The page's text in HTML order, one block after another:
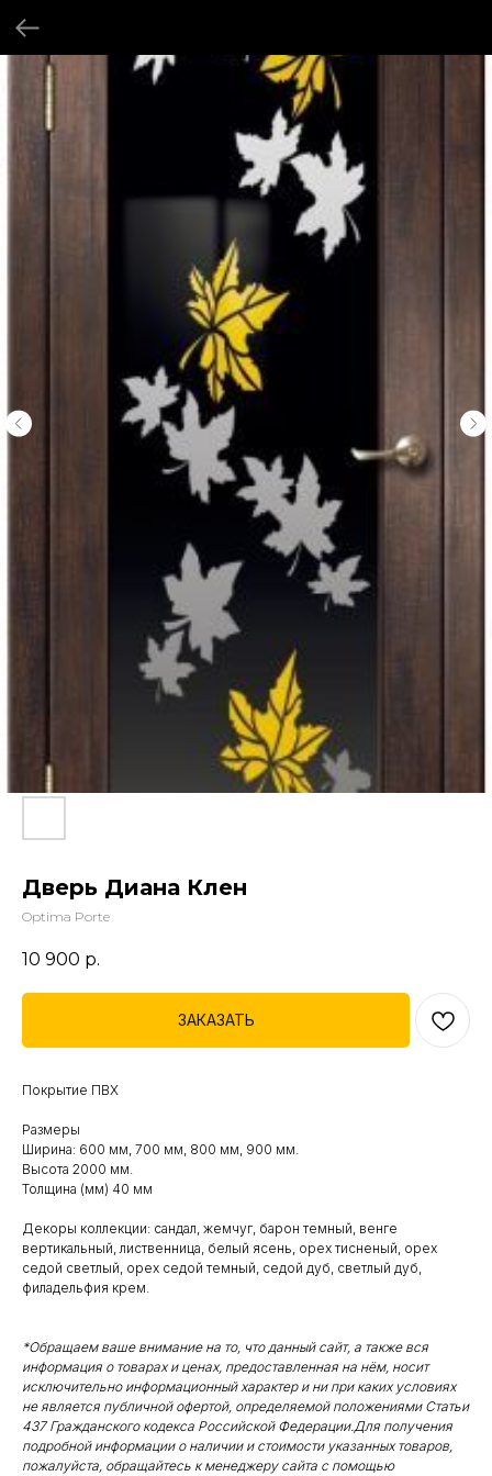
Дверь Диана Клен
Optima Porte
10 900 р.
ЗАКАЗАТЬ
Покрытие ПВХ
Размеры
Ширина: 600 мм, 700 мм, 800 мм, 900 мм.
Высота 2000 мм.
Толщина (мм) 40 мм
Декоры коллекции: сандал, жемчуг, барон темный, венге
вертикальный, лиственница, белый ясень, орех тисненый, орех
седой светлый, орех седой темный, седой дуб, светлый дуб,
филадельфия крем.
*Обращаем ваше внимание на то, что данный сайт, а также вся
информация о товарах и ценах, предоставленная на нём, носит
исключительно информационный характер и ни при каких условиях
не является публичной офертой, определяемой положениями Статьи
437 Гражданского кодекса Российской Федерации.Для получения
подробной информации о наличии и стоимости указанных товаров,
пожалуйста, обращайтесь к менеджеру сайта с помощью